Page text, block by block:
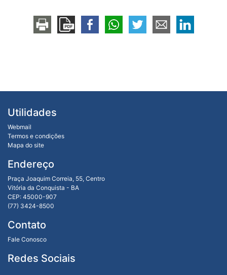
Utilidades
Webmail
Termos e condições
Mapa do site
Endereço
Praça Joaquim Correia, 55, Centro
Vitória da Conquista - BA
CEP: 45000-907
(77) 3424-8500
Contato
Fale Conosco
Redes Sociais